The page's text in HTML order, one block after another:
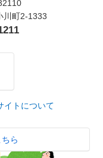
町2-1333
イトについて
ら